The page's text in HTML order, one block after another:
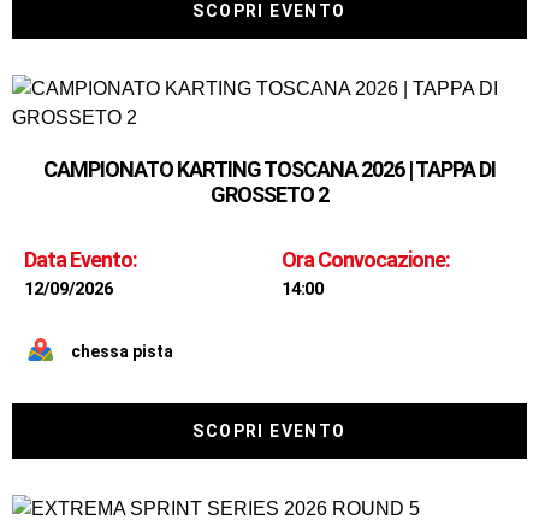
SCOPRI EVENTO
CAMPIONATO KARTING TOSCANA 2026 | TAPPA DI
GROSSETO 2
Data Evento:
12/09/2026
Ora Convocazione:
14:00
chessa pista
SCOPRI EVENTO